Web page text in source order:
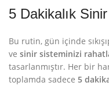
5 Dakikalık
Bu rutin, gün içinde
ve sinir sisteminizi
tasarlanmıştır. Her bir
toplamda sadece 5